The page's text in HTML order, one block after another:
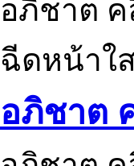
อภิชาต ค
ฉีดหน้าใ
อภิชาต